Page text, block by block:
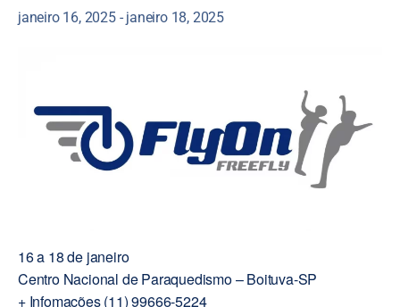
janeiro 16, 2025- janeiro 18, 2025
16 a 18 de janeiro
Centro Nacional de Paraquedismo – Boituva-SP
+ Infomações (11) 99666-5224